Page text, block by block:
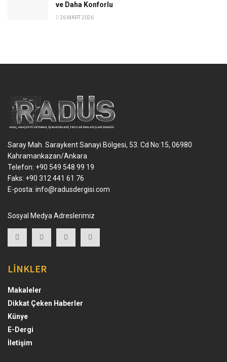
ve Daha Konforlu
26 MART 2026
Saray Mah. Saraykent Sanayi Bölgesi, 53. Cd No:15, 06980
Kahramankazan/Ankara
Telefon: +90 549 548 99 19
Faks: +90 312 441 61 76
E-posta: info@radusdergisi.com
Sosyal Medya Adreslerimiz
LİNKLER
Makaleler
Dikkat Çeken Haberler
Künye
E-Dergi
İletişim